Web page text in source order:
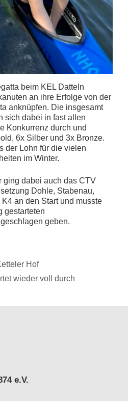
beim KEL Datteln
an ihre Erfolge von der
anknüpfen. Die insgesamt
sich dabei in fast allen
Konkurrenz durch und
6x Silber und 3x Bronze.
der Lohn für die vielen
im Winter.
ging dabei auch das CTV
Dohle, Stabenau,
an den Start und musste
gestarteten
geben.
Hof
wieder voll durch
e.V.